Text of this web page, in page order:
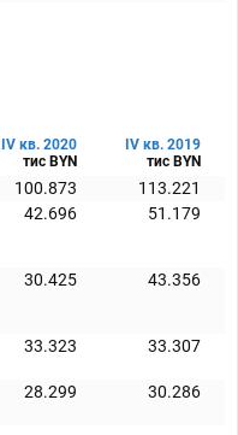
IV кв. 2020
тис BYN
IV кв. 2019
тис BYN
100.873
113.221
42.696 51.179
30.425 43.356
33.323 33.307
28.299 30.286